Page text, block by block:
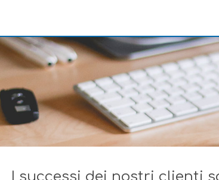
I successi dei nostri clienti